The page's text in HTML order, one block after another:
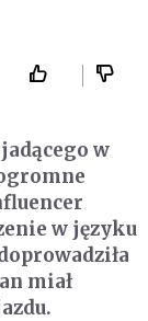
w
w języku
miał